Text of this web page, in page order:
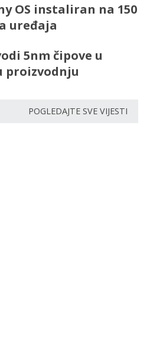
OS instaliran na 150
uređaja
5nm čipove u
proizvodnju
POGLEDAJTE SVE VIJESTI